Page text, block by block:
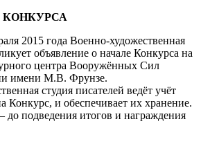
2015 года Военно-художественная
объявление о начале Конкурса на
центра Вооружённых Сил
имени М.В. Фрунзе.
студия писателей ведёт учёт
Конкурс, и обеспечивает их хранение.
до подведения итогов и награждения